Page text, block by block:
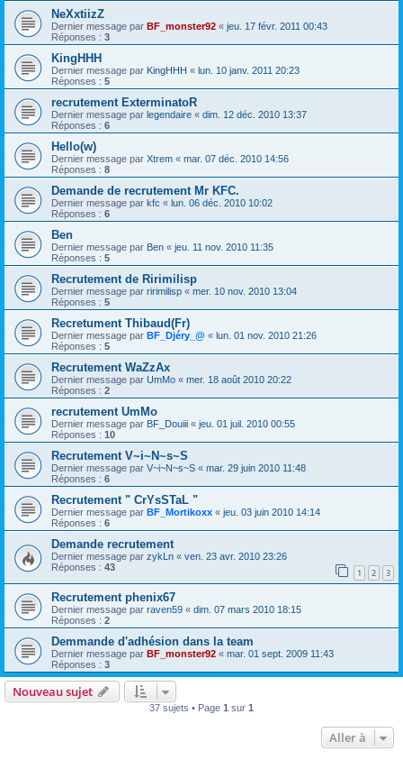
NeXxtiizZ
Dernier message par BF_monster92 « jeu. 17 févr. 2011 00:43
Réponses : 3
KingHHH
Dernier message par KingHHH « lun. 10 janv. 2011 20:23
Réponses : 5
recrutement ExterminatoR
Dernier message par legendaire « dim. 12 déc. 2010 13:37
Réponses : 6
Hello(w)
Dernier message par Xtrem « mar. 07 déc. 2010 14:56
Réponses : 8
Demande de recrutement Mr KFC.
Dernier message par kfc « lun. 06 déc. 2010 10:02
Réponses : 6
Ben
Dernier message par Ben « jeu. 11 nov. 2010 11:35
Réponses : 5
Recrutement de Ririmilisp
Dernier message par ririmilisp « mer. 10 nov. 2010 13:04
Réponses : 5
Recretument Thibaud(Fr)
Dernier message par BF_Djéry_@ « lun. 01 nov. 2010 21:26
Réponses : 5
Recrutement WaZzAx
Dernier message par UmMo « mer. 18 août 2010 20:22
Réponses : 2
recrutement UmMo
Dernier message par BF_Douiii « jeu. 01 juil. 2010 00:55
Réponses : 10
Recrutement V~i~N~s~S
Dernier message par V~i~N~s~S « mar. 29 juin 2010 11:48
Réponses : 6
Recrutement " CrYsSTaL "
Dernier message par BF_Mortikoxx « jeu. 03 juin 2010 14:14
Réponses : 6
Demande recrutement
Dernier message par zykLn « ven. 23 avr. 2010 23:26
Réponses : 43 1 2 3
Recrutement phenix67
Dernier message par raven59 « dim. 07 mars 2010 18:15
Réponses : 2
Demmande d'adhésion dans la team
Dernier message par BF_monster92 « mar. 01 sept. 2009 11:43
Réponses : 3
Nouveau sujet
37 sujets • Page 1 sur 1
Aller à